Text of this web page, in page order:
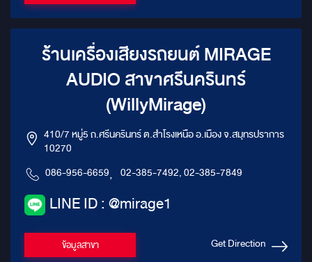
ร้านเครื่องเสียงรถยนต์ MIRAGE
AUDIO สาขาศรีนครินทร์
(WillyMirage)
410/7 หมู่5 ถ.ศรีนครินทร์ ต.สำโรงเหนือ อ.เมือง จ.สมุทรปราการ
10270
086-956-6659, 02-385-7492, 02-385-7849
LINE ID : @mirage1
ข้อมูลสาขา Get Direction